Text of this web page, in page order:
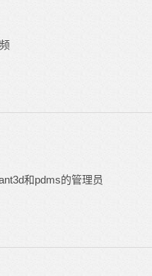
和pdms的管理员